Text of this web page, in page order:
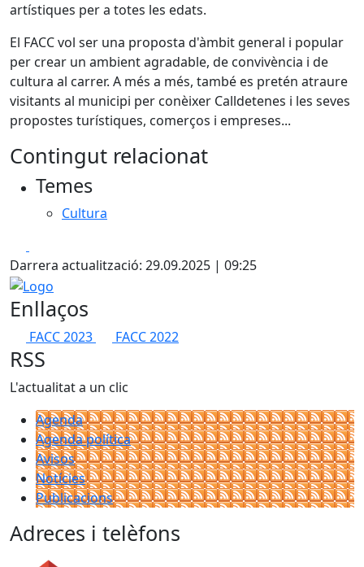
artístiques per a totes les edats.
El FACC vol ser una proposta d'àmbit general i popular
per crear un ambient agradable, de convivència i de
cultura al carrer. A més a més, també es pretén atraure
visitants al municipi per conèixer Calldetenes i les seves
propostes turístiques, comerços i empreses...
Contingut relacionat
Temes
Cultura
Darrera actualització: 29.09.2025 | 09:25
Logo
Enllaços
FACC 2023 FACC 2022
RSS
L'actualitat a un clic
Agenda
Agenda política
Avisos
Notícies
Publicacions
Adreces i telèfons